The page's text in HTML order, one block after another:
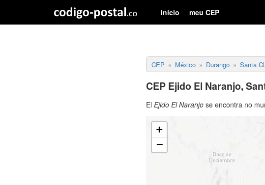
início meu CEP
CEP México Durango Santa
CEP Ejido El Naranjo,
El Ejido El Naranjo se encontra no